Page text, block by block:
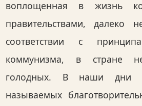
воплощенная в жизнь
правительствами, далеко
соответствии с
коммунизма, в стране
голодных. В наши дни
называемых